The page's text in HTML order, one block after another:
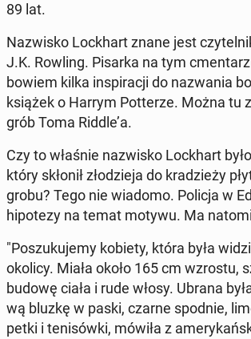
89 lat.
Na­zwi­sko Loc­khart znane jest
J.K. Rowling. Pisarka na tym
bowiem kilka in­spi­ra­cji do na­zwa­nia
książek o Harrym Pot­te­rze. Można tu
grób Toma Riddle’a.
Czy to właśnie na­zwi­sko Loc­khart
który skłonił zło­dzie­ja do kra­dzie­ży
grobu? Tego nie wiadomo. Policja w
hi­po­te­zy na temat motywu. Ma
"Po­szu­ku­je­my kobiety, która była
okolicy. Miała około 165 cm wzrostu,
budowę ciała i rude włosy. Ubrana
wą bluzkę w paski, czarne spodnie,
pet­ki i te­ni­sów­ki, mówiła z